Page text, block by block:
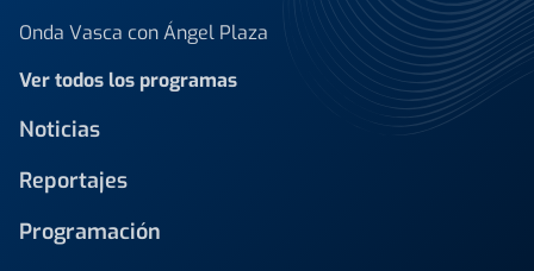
Onda Vasca con Ángel Plaza
Ver todos los programas
Noticias
Reportajes
Programación